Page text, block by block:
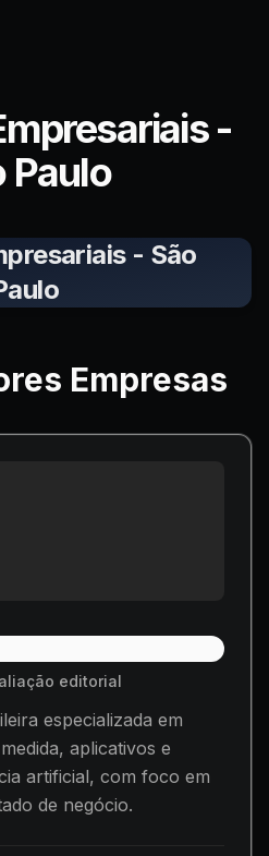
-
Paulo
- São
Empresas
editorial
especializada em
aplicativos e
artificial, com foco em
de negócio.